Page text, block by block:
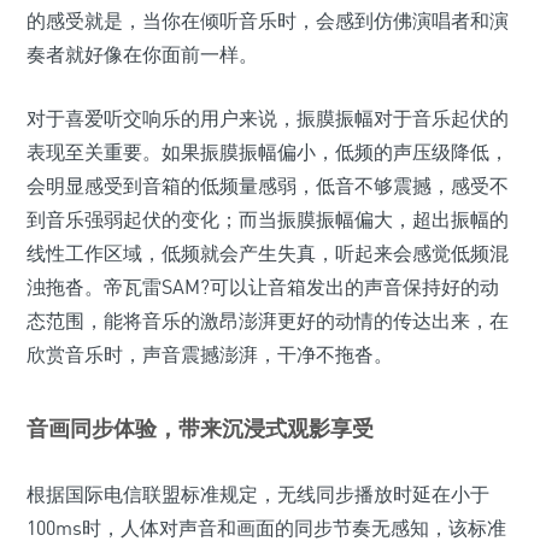
的感受就是，当你在倾听音乐时，会感到仿佛演唱者和演
奏者就好像在你面前一样。
对于喜爱听交响乐的用户来说，振膜振幅对于音乐起伏的
表现至关重要。如果振膜振幅偏小，低频的声压级降低，
会明显感受到音箱的低频量感弱，低音不够震撼，感受不
到音乐强弱起伏的变化；而当振膜振幅偏大，超出振幅的
线性工作区域，低频就会产生失真，听起来会感觉低频混
浊拖沓。帝瓦雷SAM?可以让音箱发出的声音保持好的动
态范围，能将音乐的激昂澎湃更好的动情的传达出来，在
欣赏音乐时，声音震撼澎湃，干净不拖沓。
音画同步体验，带来沉浸式观影享受
根据国际电信联盟标准规定，无线同步播放时延在小于
100ms时，人体对声音和画面的同步节奏无感知，该标准